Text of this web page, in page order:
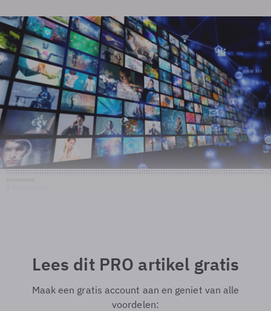
Lees dit PRO artikel gratis
Maak een gratis account aan en geniet van alle
voordelen: